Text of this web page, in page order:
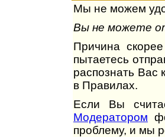
Мы не можем
Вы не можете
Причина
пытаетесь
распознать Вас
в Правилах.
Если Вы
Модератором
проблему, и мы